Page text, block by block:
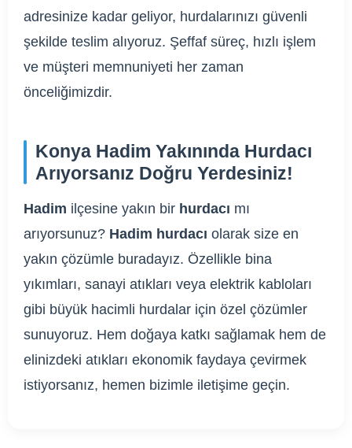
adresinize kadar geliyor, hurdalarınızı güvenli
şekilde teslim alıyoruz. Şeffaf süreç, hızlı işlem
ve müşteri memnuniyeti her zaman
önceliğimizdir.
Konya Hadim Yakınında Hurdacı
Arıyorsanız Doğru Yerdesiniz!
Hadim ilçesine yakın bir hurdacı mı
arıyorsunuz? Hadim hurdacı olarak size en
yakın çözümle buradayız. Özellikle bina
yıkımları, sanayi atıkları veya elektrik kabloları
gibi büyük hacimli hurdalar için özel çözümler
sunuyoruz. Hem doğaya katkı sağlamak hem de
elinizdeki atıkları ekonomik faydaya çevirmek
istiyorsanız, hemen bizimle iletişime geçin.